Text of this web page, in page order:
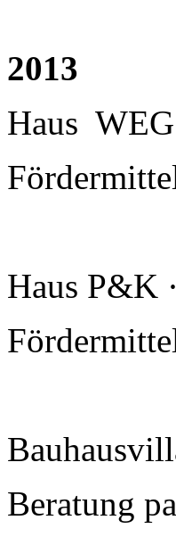
2013
Haus
Haus P&K
Beratung